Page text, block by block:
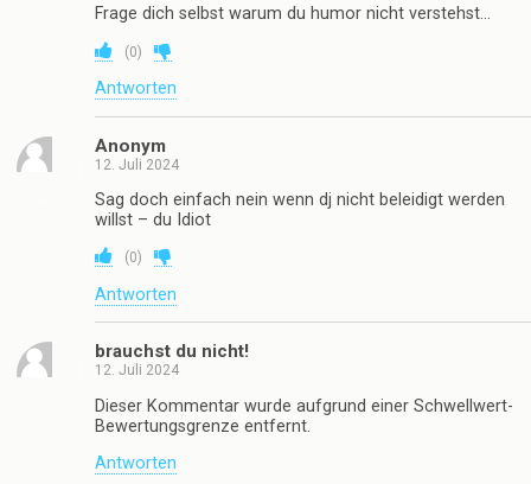
Frage dich selbst warum du humor nicht verstehst…
(0)
Antworten
Anonym
12. Juli 2024
Sag doch einfach nein wenn dj nicht beleidigt werden
willst – du Idiot
(0)
Antworten
brauchst du nicht!
12. Juli 2024
Dieser Kommentar wurde aufgrund einer Schwellwert-
Bewertungsgrenze entfernt.
Antworten